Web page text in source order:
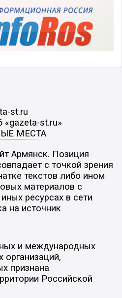
st.ru
«gazeta-st.ru»
МЕСТА
Армянск. Позиция
с точкой зрения
текстов либо ином
материалов с
ресурсах в сети
на источник
и международных
организаций,
признана
Российской